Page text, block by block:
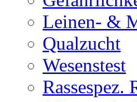
Leinen- &
Qualzucht
Wesenstest
Rassespez.